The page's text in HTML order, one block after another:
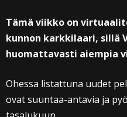
Tämä viikko on
kunnon karkkilaari, sillä
huomattavasti aiempia
Ohessa listattuna uudet
ovat suuntaa-antavia ja